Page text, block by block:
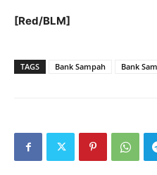
[Red/BLM]
TAGS Bank Sampah Bank